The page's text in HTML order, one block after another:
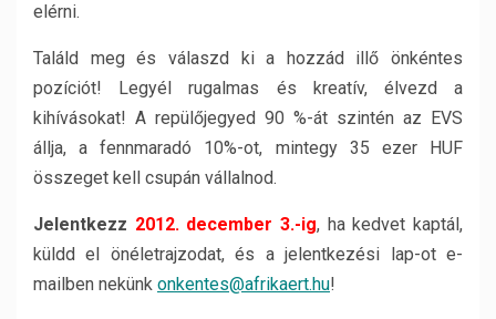
elérni.
Találd meg és válaszd ki a hozzád illő önkéntes
pozíciót! Legyél rugalmas és kreatív, élvezd a
kihívásokat! A repülőjegyed 90 %-át szintén az EVS
állja, a fennmaradó 10%-ot, mintegy 35 ezer HUF
összeget kell csupán vállalnod.
Jelentkezz 2012. december 3.-ig, ha kedvet kaptál,
küldd el önéletrajzodat, és a jelentkezési lap-ot e-
mailben nekünk onkentes@afrikaert.hu!